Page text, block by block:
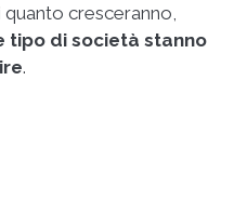
cresceranno,
tipo di società stanno
.